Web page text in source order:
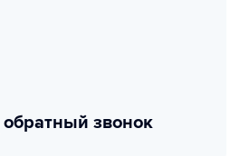
обратный звонок